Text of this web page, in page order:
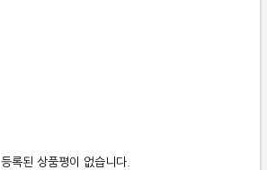
등록된 상품평이 없습니다.